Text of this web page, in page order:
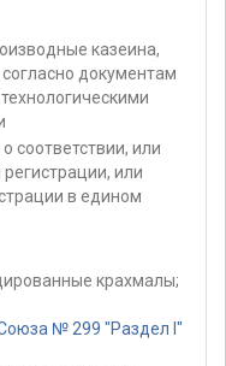
казеина,
документам
соответствии, или
или
в едином
крахмалы;
№ 299 "Раздел I"